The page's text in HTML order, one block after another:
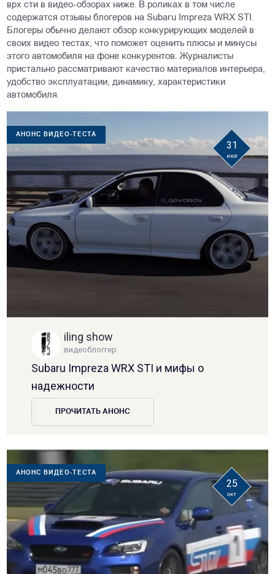
врх сти в видео-обзорах ниже. В роликах в том числе
содержатся отзывы блогеров на Subaru Impreza WRX STI.
Блогеры обычно делают обзор конкурирующих моделей в
своих видео тестах, что поможет оценить плюсы и минусы
этого автомобиля на фоне конкурентов. Журналисты
пристально рассматривают качество материалов интерьера,
удобство эксплуатации, динамику, характеристики
автомобиля.
АНОНС ВИДЕО-ТЕСТА
31
июл
iling show
видеоблоггер
Subaru Impreza WRX STI и мифы о
надежности
ПРОЧИТАТЬ АНОНС
АНОНС ВИДЕО-ТЕСТА
25
окт